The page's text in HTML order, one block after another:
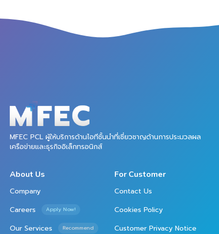
MFEC PCL ผู้ให้บริการด้านไอทีชั้นนำที่เชี่ยวชาญด้านการประมวลผล
เครือข่ายและธุรกิจอิเล็กทรอนิกส์
About Us
Company
Careers
Apply Now!
Our Services Recommend
For Customer
Contact Us
Cookies Policy
Customer Privacy Notice